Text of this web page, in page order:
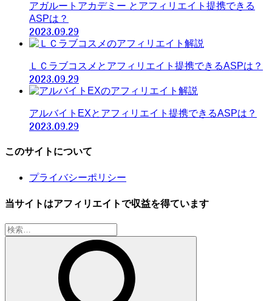
アガルートアカデミー とアフィリエイト提携できる
ASPは？
2023.09.29
ＬＣラブコスメとアフィリエイト提携できるASPは？
2023.09.29
アルバイトEXとアフィリエイト提携できるASPは？
2023.09.29
このサイトについて
プライバシーポリシー
当サイトはアフィリエイトで収益を得ています
検
索: